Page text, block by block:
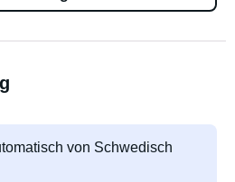
von Schwedisch